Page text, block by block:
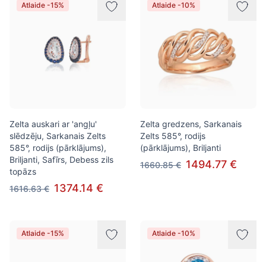
Atlaide -15%
Zelta auskari ar 'angļu'
slēdzēju, Sarkanais Zelts
585°, rodijs (pārklājums),
Briljanti, Safīrs, Debess zils
topāzs
1616.63 € 1374.14 €
Atlaide -10%
Zelta gredzens, Sarkanais
Zelts 585°, rodijs
(pārklājums), Briljanti
1660.85 € 1494.77 €
Atlaide -15% Atlaide -10%